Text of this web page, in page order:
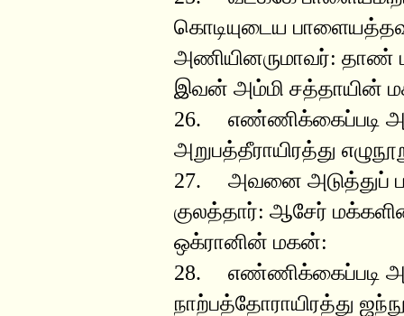
கொடியுடைய
அணியினருமாவர்:
இவன் அம்மி சத்தாயின்
26. எண்ணிக்கைப்படி
அறுபத்தீராயிரத்து
27. அவனை அடுத்துப்
குலத்தார்: ஆசேர்
ஒக்ரானின் மகன்:
28. எண்ணிக்கைப்படி
நாற்பத்தோராயிரத்து